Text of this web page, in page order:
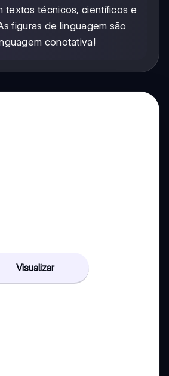
textos técnicos, científicos e
figuras de linguagem são
conotativa!
Visualizar